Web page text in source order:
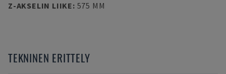
Z-AKSELIN LIIKE: 575 MM
TEKNINEN ERITTELY